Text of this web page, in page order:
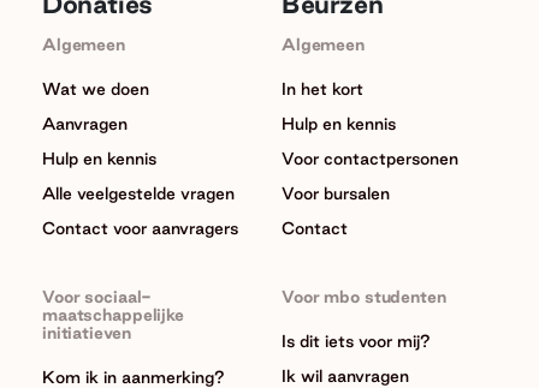
Algemeen
Wat we doen
Aanvragen
Hulp en kennis
Alle veelgestelde vragen
Contact voor aanvragers
Voor sociaal-
maatschappelijke
initiatieven
Kom ik in aanmerking?
Algemeen
In het kort
Hulp en kennis
Voor contactpersonen
Voor bursalen
Contact
Voor mbo studenten
Is dit iets voor mij?
Ik wil aanvragen